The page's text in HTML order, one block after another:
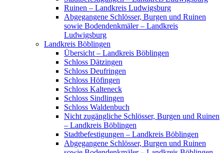
Ruinen – Landkreis Ludwigsburg
Abgegangene Schlösser, Burgen und Ruinen
sowie Bodendenkmäler – Landkreis
Ludwigsburg
Landkreis Böblingen
Übersicht – Landkreis Böblingen
Schloss Dätzingen
Schloss Deufringen
Schloss Höfingen
Schloss Kalteneck
Schloss Sindlingen
Schloss Waldenbuch
Nicht zugängliche Schlösser, Burgen und Ruinen
– Landkreis Böblingen
Stadtbefestigungen – Landkreis Böblingen
Abgegangene Schlösser, Burgen und Ruinen